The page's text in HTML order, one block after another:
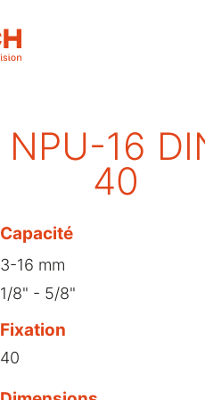
NPU-16
40
Capacité
3-16 mm
1/8" - 5/8"
Fixation
40